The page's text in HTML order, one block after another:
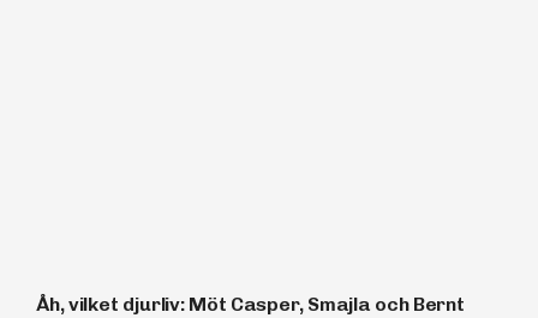
Åh, vilket djurliv: Möt Casper, Smajla och Bernt